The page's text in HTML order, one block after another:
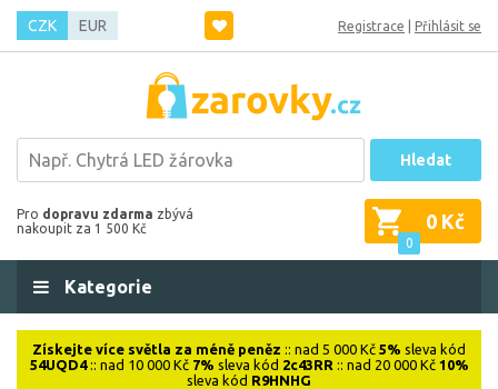
CZK EUR Registrace Přihlásit se
Hledat
Pro dopravu zdarma zbývá
nakoupit za 1 500 Kč
0
0 Kč
Kategorie
Získejte více světla za méně peněz :: nad 5 000 Kč 5% sleva kód
54UQD4:: nad 10 000 Kč 7% sleva kód 2c43RR :: nad 20 000 Kč 10%
sleva kód R9HNHG